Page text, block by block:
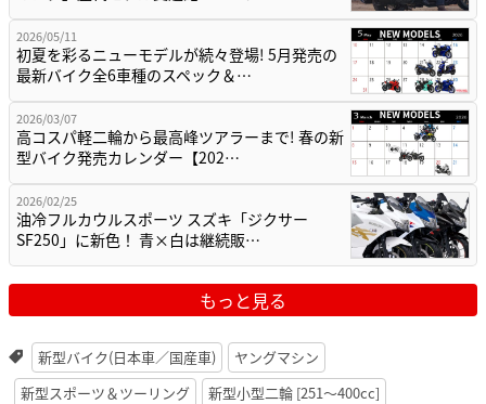
2026/05/11
初夏を彩るニューモデルが続々登場! 5月発売の
最新バイク全6車種のスペック＆…
2026/03/07
高コスパ軽二輪から最高峰ツアラーまで! 春の新
型バイク発売カレンダー【202…
2026/02/25
油冷フルカウルスポーツ スズキ「ジクサー
SF250」に新色！ 青×白は継続販…
もっと見る
新型バイク(日本車／国産車)
ヤングマシン
新型スポーツ＆ツーリング
新型小型二輪 [251〜400cc]